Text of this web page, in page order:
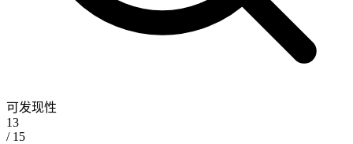
可发现性
13
/ 15